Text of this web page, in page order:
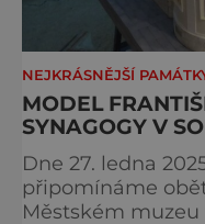
NEJKRÁSNĚJŠÍ
MODEL
SYNAGOGY V
Dne 27. ledna
připomínáme
Městském